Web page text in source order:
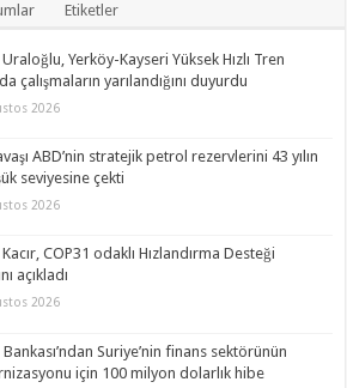
Etiketler
Yerköy-Kayseri Yüksek Hızlı Tren
çalışmaların yarılandığını duyurdu
2026
ABD’nin stratejik petrol rezervlerini 43 yılın
seviyesine çekti
2026
COP31 odaklı Hızlandırma Desteği
açıkladı
2026
Suriye’nin finans sektörünün
için 100 milyon dolarlık hibe